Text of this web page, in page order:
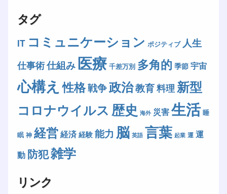
タグ
IT コミュニケーション ポジティブ 人生
仕事術仕組み医療 千差万別 多角的 季節 宇宙
心構え 性格戦争政治教育料理 新型
コロナウイルス 歴史 海外 災害生活 睡
眠 神 経営経済 経験 能力 脳 英語 言葉 起業 運 運
動 防犯雑学
リンク